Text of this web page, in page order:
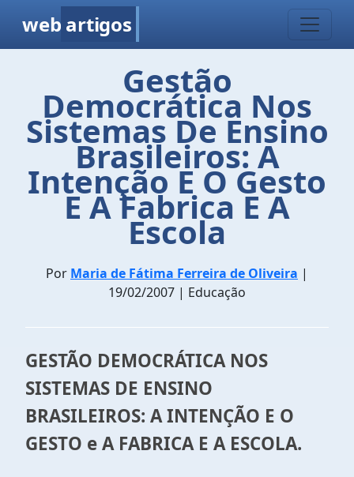
web artigos
Gestão
Democrática Nos
Sistemas De Ensino
Brasileiros: A
Intenção E O Gesto
E A Fabrica E A
Escola
Por Maria de Fátima Ferreira de Oliveira |
19/02/2007 | Educação
GESTÃO DEMOCRÁTICA NOS
SISTEMAS DE ENSINO
BRASILEIROS: A INTENÇÃO E O
GESTO e A FABRICA E A ESCOLA.